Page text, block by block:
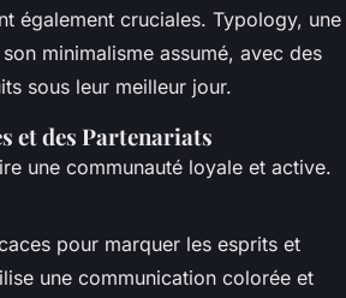
également cruciales. Typology, une
minimalisme assumé, avec des
sous leur meilleur jour.
et des Partenariats
une communauté loyale et active.
pour marquer les esprits et
une communication colorée et